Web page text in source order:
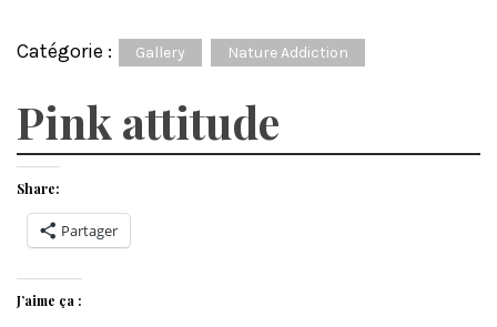
Catégorie : Gallery Nature Addiction
Pink attitude
Share:
Partager
J’aime ça :